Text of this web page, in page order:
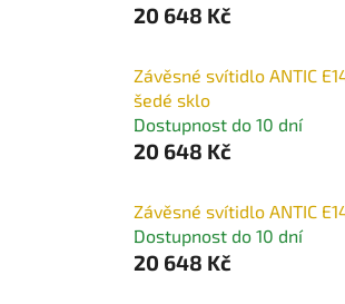
20 648 Kč
Závěsné svítidlo ANTIC
šedé sklo
Dostupnost do 10 dní
20 648 Kč
Závěsné svítidlo ANTIC
Dostupnost do 10 dní
20 648 Kč